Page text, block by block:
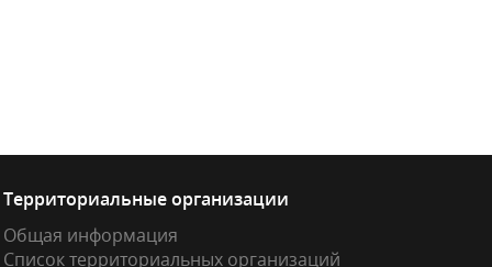
Территориальные организации
Общая информация
Список территориальных организаций